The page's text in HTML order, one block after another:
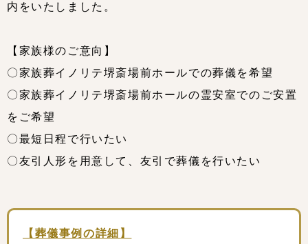
内をいたしました。
【家族様のご意向】
〇家族葬イノリテ堺斎場前ホールでの葬儀を希望
〇家族葬イノリテ堺斎場前ホールの霊安室でのご安置
をご希望
〇最短日程で行いたい
〇友引人形を用意して、友引で葬儀を行いたい
【葬儀事例の詳細】